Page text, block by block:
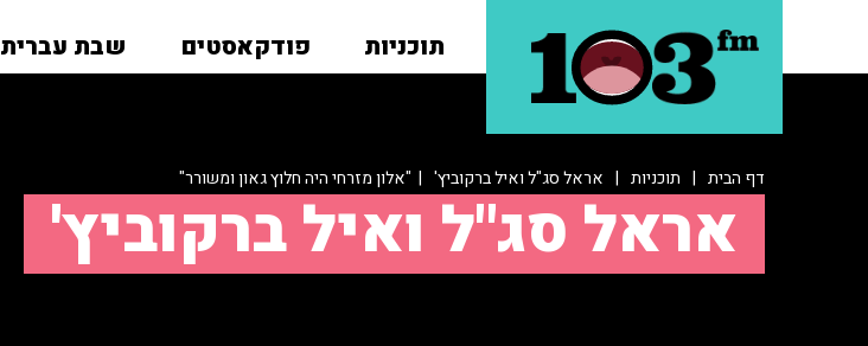
תוכניות פודקאסטים שבת עברית
דף הבית | תוכניות | אראל סג"ל ואיל ברקוביץ' | "אלון מזרחי היה חלוץ גאון ומשורר"
אראל סג"ל ואיל ברקוביץ'